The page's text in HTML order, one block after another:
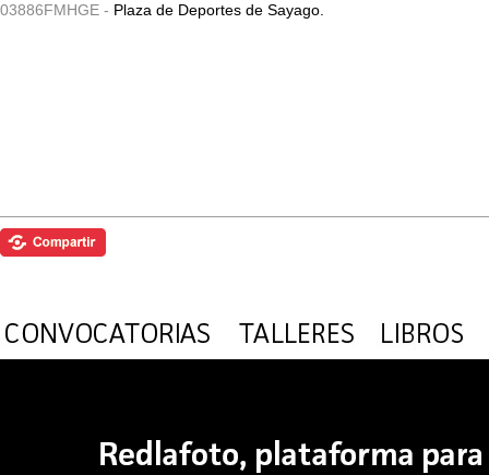
03886FMHGE - Plaza de Deportes de Sayago.